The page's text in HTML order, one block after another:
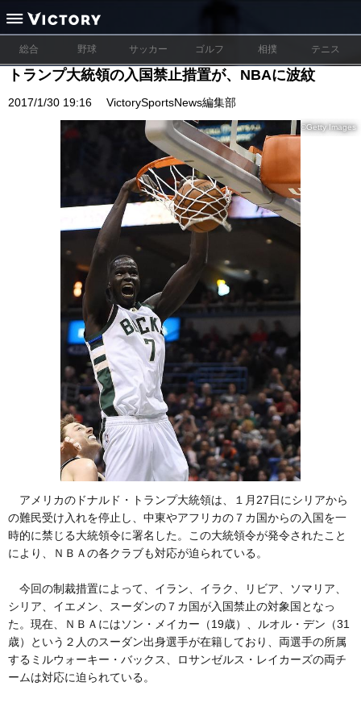
総合 野球 サッカー ゴルフ 相撲 テニス
トランプ大統領の入国禁止措置が、NBAに波紋
2017/1/30 19:16 VictorySportsNews編集部
©Getty Images
アメリカのドナルド・トランプ大統領は、１月27日にシリアから
の難民受け入れを停止し、中東やアフリカの７カ国からの入国を一
時的に禁じる大統領令に署名した。この大統領令が発令されたこと
により、ＮＢＡの各クラブも対応が迫られている。
今回の制裁措置によって、イラン、イラク、リビア、ソマリア、
シリア、イエメン、スーダンの７カ国が入国禁止の対象国となっ
た。現在、ＮＢＡにはソン・メイカー（19歳）、ルオル・デン（31
歳）という２人のスーダン出身選手が在籍しており、両選手の所属
するミルウォーキー・バックス、ロサンゼルス・レイカーズの両チ
ームは対応に迫られている。